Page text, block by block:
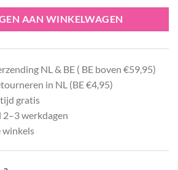
AAN WINKELWAGEN
NL & BE ( BE boven €59,95)
in NL (BE €4,95)
gratis
2–3 werkdagen
winkels